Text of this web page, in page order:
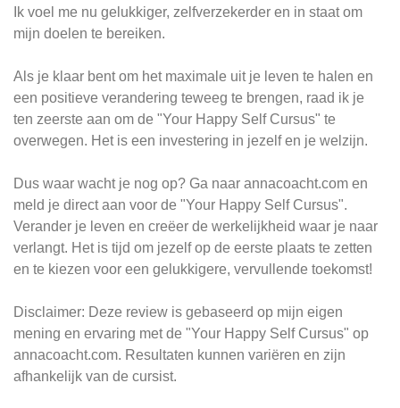
Ik voel me nu gelukkiger, zelfverzekerder en in staat om
mijn doelen te bereiken.
Als je klaar bent om het maximale uit je leven te halen en
een positieve verandering teweeg te brengen, raad ik je
ten zeerste aan om de "Your Happy Self Cursus" te
overwegen. Het is een investering in jezelf en je welzijn.
Dus waar wacht je nog op? Ga naar annacoacht.com en
meld je direct aan voor de "Your Happy Self Cursus".
Verander je leven en creëer de werkelijkheid waar je naar
verlangt. Het is tijd om jezelf op de eerste plaats te zetten
en te kiezen voor een gelukkigere, vervullende toekomst!
Disclaimer: Deze review is gebaseerd op mijn eigen
mening en ervaring met de "Your Happy Self Cursus" op
annacoacht.com. Resultaten kunnen variëren en zijn
afhankelijk van de cursist.